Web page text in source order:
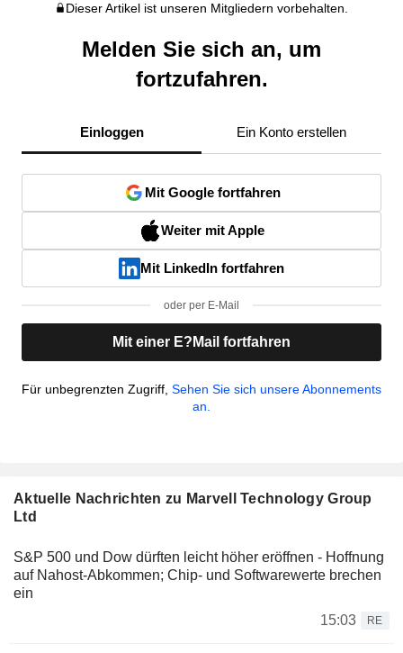
Dieser Artikel ist unseren Mitgliedern vorbehalten.
Melden Sie sich an, um
fortzufahren.
Einloggen Ein Konto erstellen
Mit Google fortfahren
Weiter mit Apple
Mit LinkedIn fortfahren
oder per E-Mail
Mit einer E?Mail fortfahren
Für unbegrenzten Zugriff, Sehen Sie sich unsere Abonnements
an.
Aktuelle Nachrichten zu Marvell Technology Group
Ltd
S&P 500 und Dow dürften leicht höher eröffnen - Hoffnung
auf Nahost-Abkommen; Chip- und Softwarewerte brechen
ein
15:03
RE